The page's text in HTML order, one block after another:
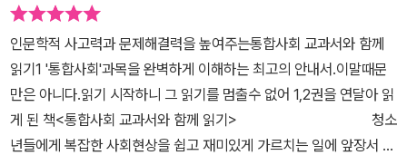
계하는 노력들..나혼자만이 아니라 공동체에서 어떤 영향을 미치고
그파급효과가 어떤지곰곰히 생각해보고 노력해보는 과정들...다양한
식견을 넓어가며 결국 우리가 이런 사회현상들안에서 개인으로써 어
떠한 노력을 해야할지를 고민해보는 시간들 각 장마다 함께하는 다
양한 프로젝트를 수행해보며 스스로 직접 경험하고 토론하고 생각해
보는 시간들 실제 학생들일 수업과정에서 해보면 넘 좋겠다란 생각이
을, 엄마에겐 고급진 사회과목 지도법을 심어줄 수 있을 듯 합니다.
요?'행복;은 삶에서 충분한 만족이나 기쁨을 누리는 상태를 말합니다.
카페인 우울증 같은 것은 나의 행복에서 부정적인 영향만 미칠 것입
니다. ​​ 최근 심리학자들이 인간의 행복에 깊은 관심을 가지고 있습니
다.심리학자들은 보통 행복이 무엇인가보다 어떨 때 인간은 행복한가
에초점을 맞춥니다. 행복은 살아가면서 추구해야 할 중요한 삶의 목
표이자 조건입니다.지금까지 살펴본 바에 따르면 행복은 외부에서 오
게 4장으로 구성되어 있다. 인간과 행복 / 자연환경과 인간생활생활
공간과 사회 / 인권과 헌법 그리고 삶 그냥 쓰인 제목만 봐서는 딱딱
할 것 같지만,모두 우리가 살아가는 것을 말하기 때문에따로 떼어서
생각할 수 없는 것들이다. '우리는 어떻게 행복한 삶을 살 수 있을
까?' 카페인 우울증이라는 말을 처음 들었다.카카오스토리, 페이스북,
인스타그램 등SNS에는 사람들이 행복한 순간을 올리는데, 다들 그
인문학적 사고력과 문제해결력을 높여주는통합사회 교과서와 함께
읽기1 '통합사회'과목을 완벽하게 이해하는 최고의 안내서.이말때문
만은 아니다.읽기 시작하니 그 읽기를 멈출수 없어 1,2권을 연달아 읽
게 된 책<통합사회 교과서와 함께 읽기> 청소
년들에게 복잡한 사회현상을 쉽고 재미있게 가르치는 일에 앞장서 오